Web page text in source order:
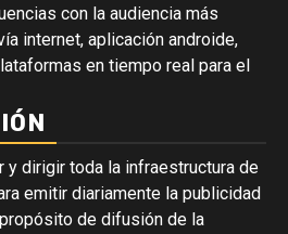
con la audiencia más
internet, aplicación androide,
en tiempo real para el
y dirigir toda la infraestructura de
emitir diariamente la publicidad
de difusión de la